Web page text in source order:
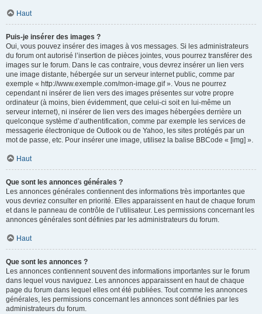
Haut
Puis-je insérer des images ?
Oui, vous pouvez insérer des images à vos messages. Si les administrateurs
du forum ont autorisé l’insertion de pièces jointes, vous pourrez transférer des
images sur le forum. Dans le cas contraire, vous devrez insérer un lien vers
une image distante, hébergée sur un serveur internet public, comme par
exemple « http://www.exemple.com/mon-image.gif ». Vous ne pourrez
cependant ni insérer de lien vers des images présentes sur votre propre
ordinateur (à moins, bien évidemment, que celui-ci soit en lui-même un
serveur internet), ni insérer de lien vers des images hébergées derrière un
quelconque système d’authentification, comme par exemple les services de
messagerie électronique de Outlook ou de Yahoo, les sites protégés par un
mot de passe, etc. Pour insérer une image, utilisez la balise BBCode « [img] ».
Haut
Que sont les annonces générales ?
Les annonces générales contiennent des informations très importantes que
vous devriez consulter en priorité. Elles apparaissent en haut de chaque forum
et dans le panneau de contrôle de l’utilisateur. Les permissions concernant les
annonces générales sont définies par les administrateurs du forum.
Haut
Que sont les annonces ?
Les annonces contiennent souvent des informations importantes sur le forum
dans lequel vous naviguez. Les annonces apparaissent en haut de chaque
page du forum dans lequel elles ont été publiées. Tout comme les annonces
générales, les permissions concernant les annonces sont définies par les
administrateurs du forum.